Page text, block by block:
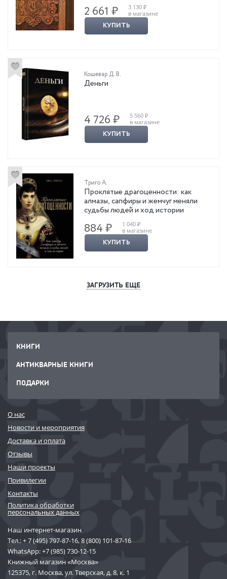
2 661 ₽
3 130 ₽
в магазине
КУПИТЬ
Кошевар Д. В.
Деньги
4 726 ₽
5 560 ₽
в магазине
КУПИТЬ
Триго А.
Проклятые драгоценности: как
алмазы, сапфиры и жемчуг меняли
судьбы людей и ход истории
884 ₽
1 040 ₽
в магазине
КУПИТЬ
ЗАГРУЗИТЬ ЕЩЕ
КНИГИ
АНТИКВАРНЫЕ КНИГИ
ПОДАРКИ
О нас
Новости и мероприятия
Доставка и оплата
Отзывы
Наши проекты
Привилегии
Контакты
Политика обработки
персональных данных
Наш интернет-магазин
Тел.:+ 7 (495) 797-87-16,8 (800) 101-87-16
WhatsApp:+7 (985) 730-12-15
Книжный магазин «Москва»
125375, г. Москва, ул. Тверская, д. 8, к. 1